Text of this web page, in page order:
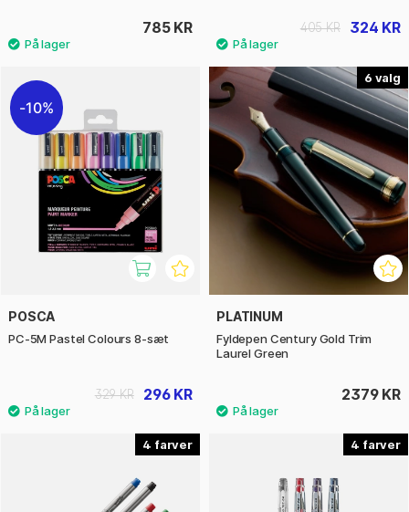
785 KR 324 KR
405 KR
10%
POSCA
PC-5M Pastel Colours 8-sæt
296 KR
329 KR
6
PLATINUM
Fyldepen Century Gold Trim
Laurel Green
2379 KR
4 4